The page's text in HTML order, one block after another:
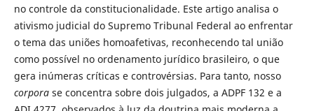
no controle da constitucionalidade. Este artigo analisa o
ativismo judicial do Supremo Tribunal Federal ao enfrentar
o tema das uniões homoafetivas, reconhecendo tal união
como possível no ordenamento jurídico brasileiro, o que
gera inúmeras críticas e controvérsias. Para tanto, nosso
corpora se concentra sobre dois julgados, a ADPF 132 e a